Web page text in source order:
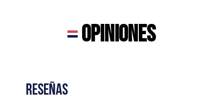
OPINIONES
RESEÑAS